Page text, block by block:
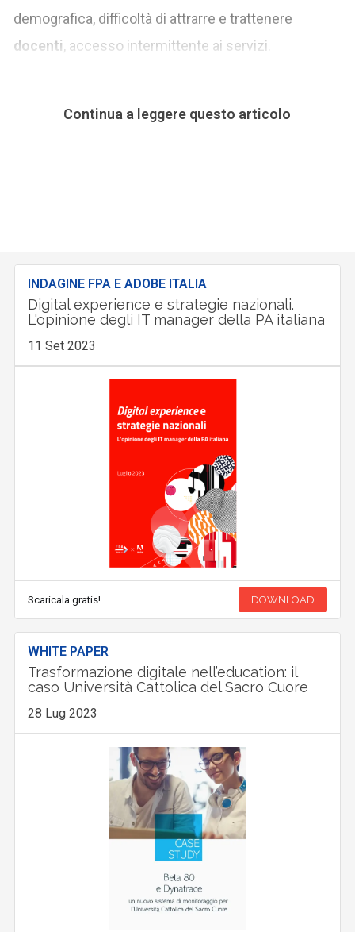
demografica, difficoltà di attrarre e trattenere
docenti, accesso intermittente ai servizi.
Continua a leggere questo articolo
INDAGINE FPA E ADOBE ITALIA
Digital experience e strategie nazionali.
L'opinione degli IT manager della PA italiana
11 Set 2023
Scaricala gratis! DOWNLOAD
WHITE PAPER
Trasformazione digitale nell’education: il
caso Università Cattolica del Sacro Cuore
28 Lug 2023